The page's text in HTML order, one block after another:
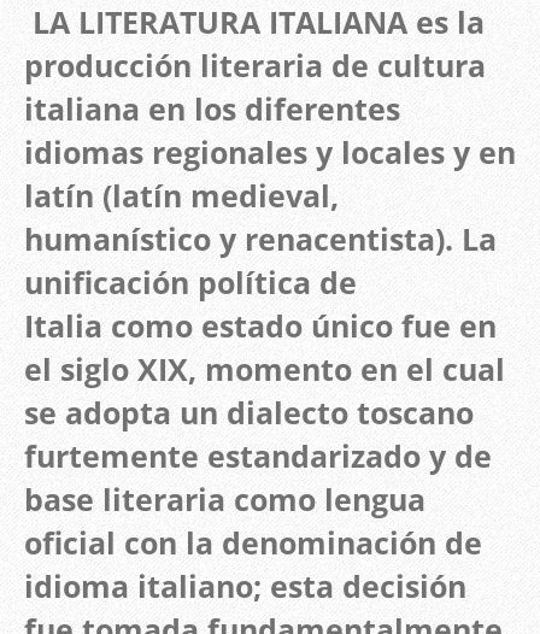
LA LITERATURA ITALIANA es la
producción literaria de cultura
italiana en los diferentes
idiomas regionales y locales y en
latín (latín medieval,
humanístico y renacentista). La
unificación política de
Italia como estado único fue en
el siglo XIX, momento en el cual
se adopta un dialecto toscano
furtemente estandarizado y de
base literaria como lengua
oficial con la denominación de
idioma italiano; esta decisión